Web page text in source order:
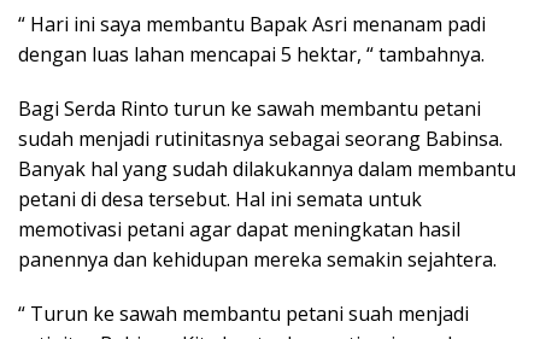
“ Hari ini saya membantu Bapak Asri menanam padi
dengan luas lahan mencapai 5 hektar, “ tambahnya.
Bagi Serda Rinto turun ke sawah membantu petani
sudah menjadi rutinitasnya sebagai seorang Babinsa.
Banyak hal yang sudah dilakukannya dalam membantu
petani di desa tersebut. Hal ini semata untuk
memotivasi petani agar dapat meningkatan hasil
panennya dan kehidupan mereka semakin sejahtera.
“ Turun ke sawah membantu petani suah menjadi